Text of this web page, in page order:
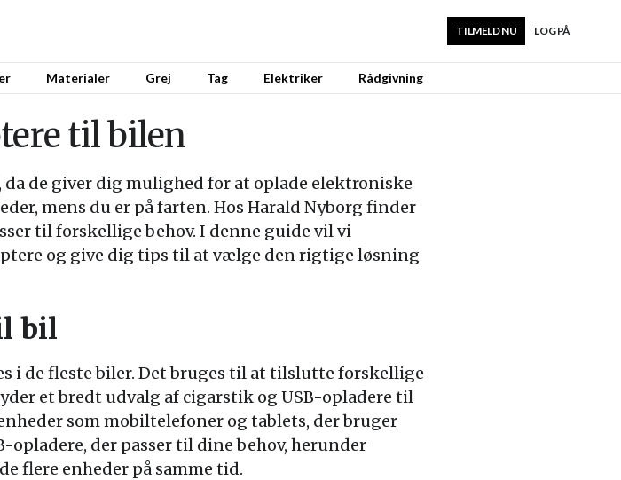
LOG PÅ
TILMELD NU
Materialer Grej Tag Elektriker Rådgivning
til bilen
de giver dig mulighed for at oplade elektroniske
mens du er på farten. Hos Harald Nyborg finder
til forskellige behov. I denne guide vil vi
og give dig tips til at vælge den rigtige løsning
bil
i de fleste biler. Det bruges til at tilslutte forskellige
et bredt udvalg af cigarstik og USB-opladere til
som mobiltelefoner og tablets, der bruger
der passer til dine behov, herunder
flere enheder på samme tid.